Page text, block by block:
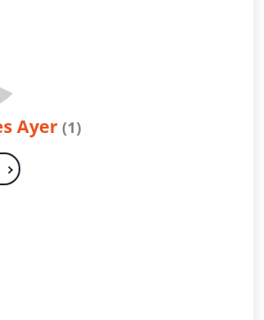
Ayer (1)